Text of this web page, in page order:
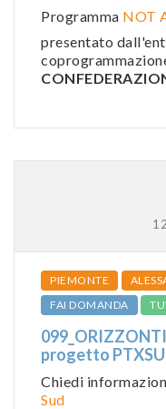
Programma NOT
presentato
PIEMONTE
FAI DOMANDA
progetto
Chiedi
Sud